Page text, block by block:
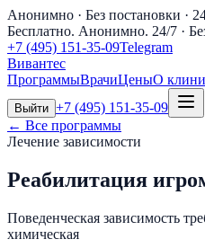
Анонимно · Без постановки ·
Бесплатно. Анонимно. 24/7 ·
+7 (495) 151-35-09Telegram
Вивантес
ПрограммыВрачиЦеныО
Выйти +7 (495) 151-35-09
← Все программы
Лечение зависимости
Реабилитация
Поведенческая зависимость
химическая